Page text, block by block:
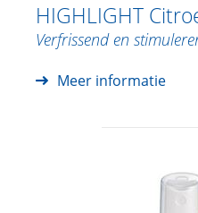
HIGHLIGHT
Verfrissend en
Meer informatie